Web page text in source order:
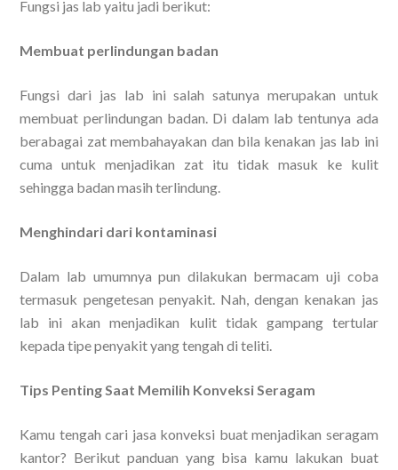
Fungsi jas lab yaitu jadi berikut:
Membuat perlindungan badan
Fungsi dari jas lab ini salah satunya merupakan untuk
membuat perlindungan badan. Di dalam lab tentunya ada
berabagai zat membahayakan dan bila kenakan jas lab ini
cuma untuk menjadikan zat itu tidak masuk ke kulit
sehingga badan masih terlindung.
Menghindari dari kontaminasi
Dalam lab umumnya pun dilakukan bermacam uji coba
termasuk pengetesan penyakit. Nah, dengan kenakan jas
lab ini akan menjadikan kulit tidak gampang tertular
kepada tipe penyakit yang tengah di teliti.
Tips Penting Saat Memilih Konveksi Seragam
Kamu tengah cari jasa konveksi buat menjadikan seragam
kantor? Berikut panduan yang bisa kamu lakukan buat